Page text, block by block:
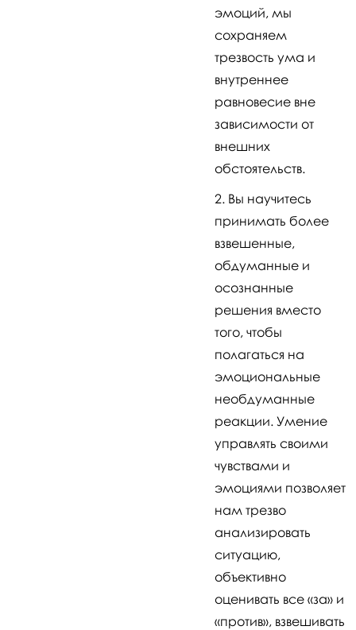
эмоций, мы
сохраняем
трезвость ума и
внутреннее
равновесие вне
зависимости от
внешних
обстоятельств.
Вы научитесь
принимать более
взвешенные,
обдуманные и
осознанные
решения вместо
того, чтобы
полагаться на
эмоциональные
необдуманные
реакции. Умение
управлять своими
чувствами и
эмоциями позволяет
нам трезво
анализировать
ситуацию,
объективно
оценивать все «за» и
«против», взвешивать